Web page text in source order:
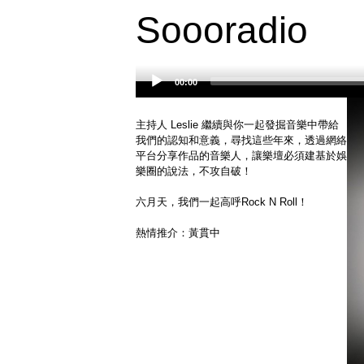
Soooradio
Audio
00:00
主持人 Leslie 繼續與你一起發掘音樂中帶給
我們的認知和意義，尋找這些年來，透過網絡
平台分享作品的音樂人，讓樂壇必須建基於娛
樂圈的說法，不攻自破！
六月天，我們一起高呼Rock N Roll！
熱情推介：黃貫中